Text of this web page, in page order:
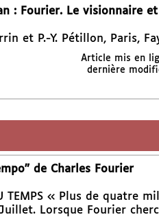
: Fourier. Le visionnaire
et P.-Y. Pétillon, Paris,
Article mis en
dernière
de Charles Fourier
TEMPS « Plus de quatre
Lorsque Fourier